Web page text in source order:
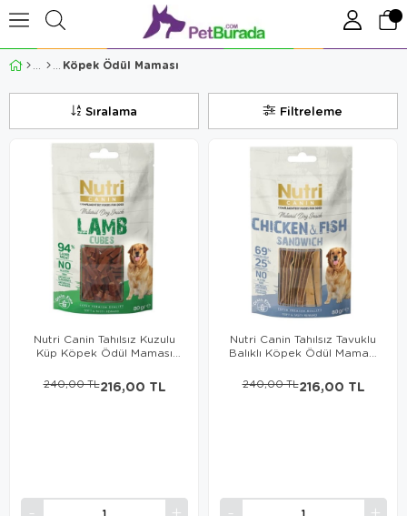
Köpek Ödül Maması
Filtreleme
Sıralama
Nutri Canin Tahılsız Kuzulu
Küp Köpek Ödül Maması
216,00 TL
240,00 TL
Nutri Canin Tahılsız Tavuklu
Balıklı Köpek Ödül Maması
216,00 TL
240,00 TL